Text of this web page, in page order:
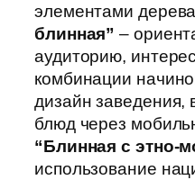
элементами
блинная” –
аудиторию,
комбинации
дизайн заведения,
блюд через
“Блинная с этно-
использование